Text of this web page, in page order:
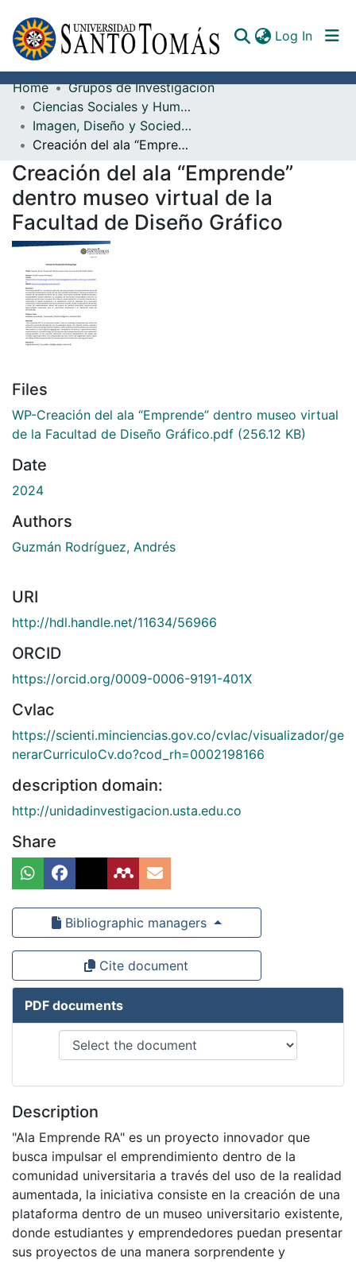
Log In
Communities & Collections
All of DSpace
Documents
Home
Grupos de Investigación
Ciencias Sociales y Humanidades
Imagen, Diseño y Sociedad
Creación del ala “Emprende” dentro museo virtual de la Facultad de Diseño Gráfico
Creación del ala “Emprende”
dentro museo virtual de la
Facultad de Diseño Gráfico
Files
WP-Creación del ala “Emprende” dentro museo virtual
de la Facultad de Diseño Gráfico.pdf (256.12 KB)
Date
2024
Authors
Guzmán Rodríguez, Andrés
URI
http://hdl.handle.net/11634/56966
ORCID
https://orcid.org/0009-0006-9191-401X
Cvlac
https://scienti.minciencias.gov.co/cvlac/visualizador/ge
nerarCurriculoCv.do?cod_rh=0002198166
description domain:
http://unidadinvestigacion.usta.edu.co
Share
Bibliographic managers
Cite document
PDF documents
Description
"Ala Emprende RA" es un proyecto innovador que
busca impulsar el emprendimiento dentro de la
comunidad universitaria a través del uso de la realidad
aumentada, la iniciativa consiste en la creación de una
plataforma dentro de un museo universitario existente,
donde estudiantes y emprendedores puedan presentar
sus proyectos de una manera sorprendente y